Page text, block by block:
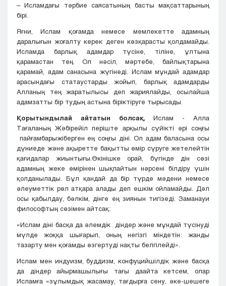
– Исламдағы тәрбие саясатының басты мақсаттарының
бірі.
Яғни, Ислам қоғамда немесе мемлекетте адамның
даралығын жоғалту керек деген көзқарасты қолдамайды.
Исламда барлық адамдар түсіне, тіліне, ұлтына
қарамастан тең. Ол нәсіл, мәртебе, байлықтарына
қарамай, адам санасына жүгінеді. Ислам мұндай адамдар
арасындағы статаустарды жойып, барлық адамдарды
Алланың тең жаратылысы деп жариялайды, осылайша
адамзатты бір тудың астына біріктіруге тырысады.
Қорытындылай айтатын болсақ, Ислам - Aлла
Тағаланың Жəбірейіл періште арқылы сүйікті әрі соңғы
пайғамбарыжіберген ең соңғы діні. Ол адам баласына осы
дүниеде және ақыретте бақытты өмір сүруге жетелейтін
қағидалар жиынтығы.Өкінішке орай, бүгінде дін сөзі
адамның жеке өмірінен шықпайтын нәрсені білдіру үшін
қолданылады. Бұл қандай да бір түрде мәдени немесе
әлеуметтік рөл атқара алады деп ешкім ойламайды. Дәл
осы қабылдау, бәлкім, дінге ең зиянын тигізеді. Заманауи
философтың сөзімен айтсақ:
«Ислам діні басқа да әлемдік діндер және мұндай түсінуді
мүлде жоққа шығарып, оның негізгі міндетін: жанды
тазарту мен қоғамды өзгертуді нақты белгілейді».
Ислам мен индуизм, буддизм, конфуцийшілдік және басқа
да діндер айырмашылығы тағы даайта кетсем, олар
Исламға «зұлымдық жасамау, тағдырға сену, әке-шешеге